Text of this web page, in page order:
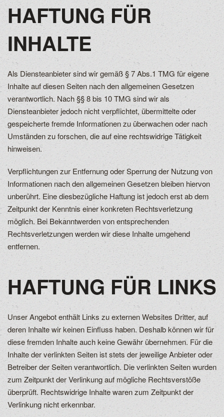
HAFTUNG FÜR
INHALTE
Als Diensteanbieter sind wir gemäß § 7 Abs.1 TMG für eigene
Inhalte auf diesen Seiten nach den allgemeinen Gesetzen
verantwortlich. Nach §§ 8 bis 10 TMG sind wir als
Diensteanbieter jedoch nicht verpflichtet, übermittelte oder
gespeicherte fremde Informationen zu überwachen oder nach
Umständen zu forschen, die auf eine rechtswidrige Tätigkeit
hinweisen.
Verpflichtungen zur Entfernung oder Sperrung der Nutzung von
Informationen nach den allgemeinen Gesetzen bleiben hiervon
unberührt. Eine diesbezügliche Haftung ist jedoch erst ab dem
Zeitpunkt der Kenntnis einer konkreten Rechtsverletzung
möglich. Bei Bekanntwerden von entsprechenden
Rechtsverletzungen werden wir diese Inhalte umgehend
entfernen.
HAFTUNG FÜR LINKS
Unser Angebot enthält Links zu externen Websites Dritter, auf
deren Inhalte wir keinen Einfluss haben. Deshalb können wir für
diese fremden Inhalte auch keine Gewähr übernehmen. Für die
Inhalte der verlinkten Seiten ist stets der jeweilige Anbieter oder
Betreiber der Seiten verantwortlich. Die verlinkten Seiten wurden
zum Zeitpunkt der Verlinkung auf mögliche Rechtsverstöße
überprüft. Rechtswidrige Inhalte waren zum Zeitpunkt der
Verlinkung nicht erkennbar.